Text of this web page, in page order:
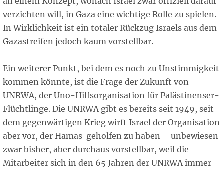
verzichten will, in Gaza eine wichtige Rolle zu spielen.
In Wirklichkeit ist ein totaler Rückzug Israels aus dem
Gazastreifen jedoch kaum vorstellbar.
Ein weiterer Punkt, bei dem es noch zu Unstimmigkeit
kommen könnte, ist die Frage der Zukunft von
UNRWA, der Uno-Hilfsorganisation für Palästinenser-
Flüchtlinge. Die UNRWA gibt es bereits seit 1949, seit
dem gegenwärtigen Krieg wirft Israel der Organisation
aber vor, der Hamas geholfen zu haben – unbewiesen
zwar bisher, aber durchaus vorstellbar, weil die
Mitarbeiter sich in den 65 Jahren der UNRWA immer